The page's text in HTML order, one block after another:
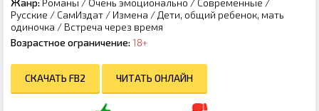
Русские / СамИздат / Измена / Дети, общий ребенок, мать
одиночка / Встреча через время
Возрастное ограничение: 18+
СКАЧАТЬ FB2 ЧИТАТЬ ОНЛАЙН